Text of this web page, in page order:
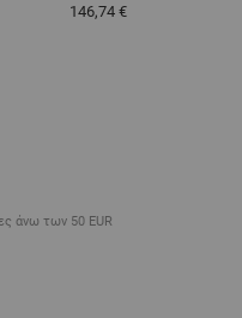
146,74 €
άνω των 50 EUR